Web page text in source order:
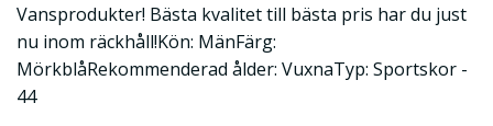
Vansprodukter! Bästa kvalitet till bästa pris har du just
nu inom räckhåll!Kön: MänFärg:
MörkblåRekommenderad ålder: VuxnaTyp: Sportskor -
44